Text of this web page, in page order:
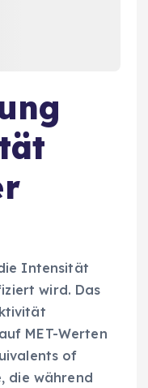
Intensität
wird. Das
MET-Werten
of
die während